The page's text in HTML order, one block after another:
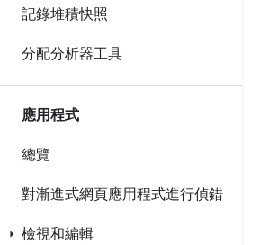
記錄堆積快照
分配分析器工具
應用程式
總覽
對漸進式網頁應用程式進行偵錯
檢視和編輯